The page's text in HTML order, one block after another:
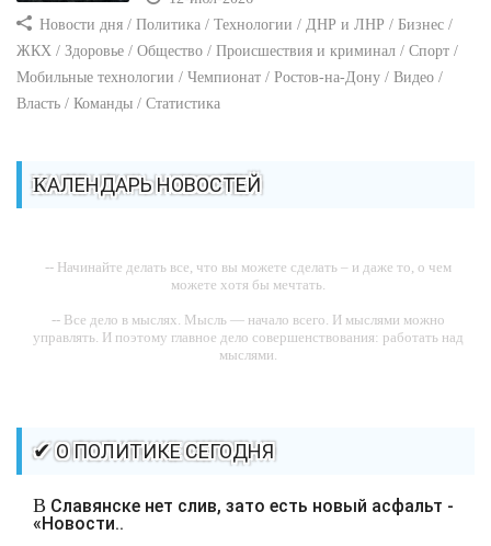
Новости дня / Политика / Технологии / ДНР и ЛНР / Бизнес /
ЖКХ / Здоровье / Общество / Происшествия и криминал / Спорт /
Мобильные технологии / Чемпионат / Ростов-на-Дону / Видео /
Власть / Команды / Статистика
КАЛЕНДАРЬ НОВОСТЕЙ
-- Начинайте делать все, что вы можете сделать – и даже то, о чем
можете хотя бы мечтать.
-- Все дело в мыслях. Мысль — начало всего. И мыслями можно
управлять. И поэтому главное дело совершенствования: работать над
мыслями.
-- Самое большое богатство — это ум. Самая большая нищета —
глупость. Из всех страхов самый пугающий — самолюбование.
-- Лучшее, что можно сделать с хорошим советом, это пропустить его
мимо ушей. Он никогда не бывает полезен никому, кроме того, кто его
✔ О ПОЛИТИКЕ СЕГОДНЯ
В Славянске нет слив, зато есть новый асфальт -
«Новости..